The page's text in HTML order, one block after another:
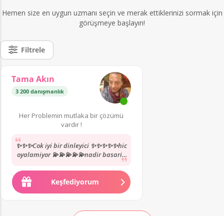
Hemen size en uygun uzmanı seçin ve merak ettiklerinizi sormak için
görüşmeye başlayın!
Filtrele
Tama Akın
3 200 danışmanlık
Her Problemin mutlaka bir çözümü
vardır !
✨✨✨Cok iyi bir dinleyici ✨✨✨✨✨hic
oyalamiyor 💫💫💫💫💫nadir basarili
uzmanlardan yol göstermesi karsi
tarafida anlamasi...
Keşfediyorum